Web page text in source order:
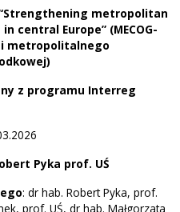
metropolitan
central Europe” (MECOG-
i metropolitalnego
z programu Interreg
Pyka prof. UŚ
: dr hab. Robert Pyka, prof.
prof. UŚ, dr hab. Małgorzata